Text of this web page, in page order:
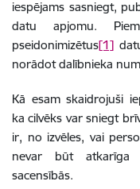
iespējams sasniegt,
datu apjomu.
pseidonimizētus[1]
norādot dalībnieka
Kā esam skaidrojuši
ka cilvēks var sniegt
ir, no izvēles, vai
nevar būt atkarīga
sacensībās.